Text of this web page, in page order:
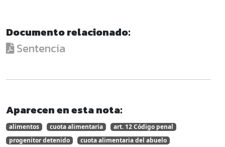
Documento relacionado:
Sentencia
Aparecen en esta nota:
alimentos cuota alimentaria
art. 12 Código penal
progenitor detenido
cuota alimentaria del abuelo